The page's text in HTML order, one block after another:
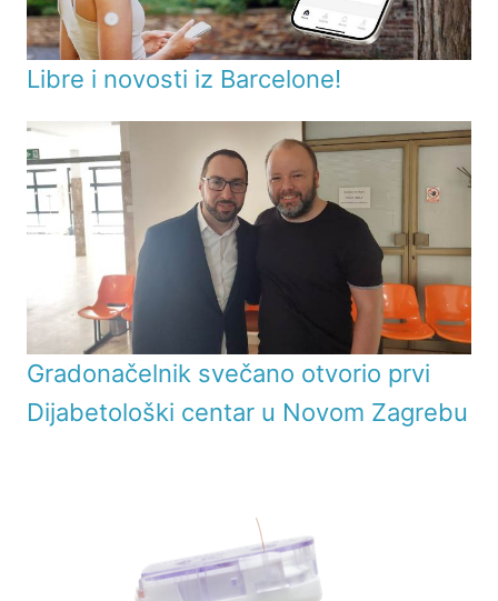
Libre i novosti iz Barcelone!
Gradonačelnik svečano otvorio prvi
Dijabetološki centar u Novom Zagrebu